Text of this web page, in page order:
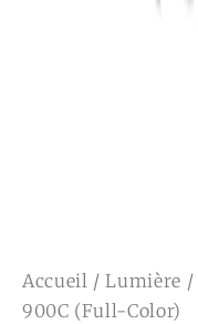
Accueil /Lumière /
900C (Full-Color)